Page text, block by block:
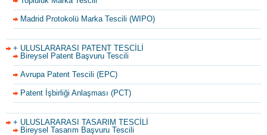
Madrid Protokolü Marka Tescili (WIPO)
+ ULUSLARARASI PATENT TESCİLİ
Bireysel Patent Başvuru Tescili
Avrupa Patent Tescili (EPC)
Patent İşbirliği Anlaşması (PCT)
+ ULUSLARARASI TASARIM TESCİLİ
Bireysel Tasarım Başvuru Tescili